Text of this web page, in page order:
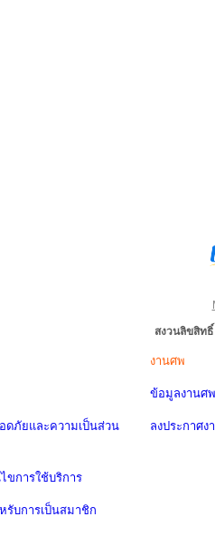
สงวนลิขสิท
ดภัยและความเป็นส่วน
ขการใช้บริการ
รับการเป็นสมาชิก
งานศพ
ข้อมูลงานศพ
ลงประกาศง